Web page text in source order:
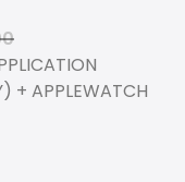
+ APPLEWATCH